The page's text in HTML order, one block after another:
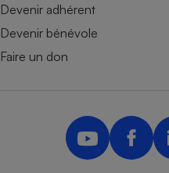
Devenir adhérent
Devenir bénévole
Faire un don